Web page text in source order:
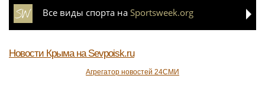
Все виды спорта на Sportsweek.org
Новости Крыма на Sevpoisk.ru
Агрегатор новостей 24СМИ